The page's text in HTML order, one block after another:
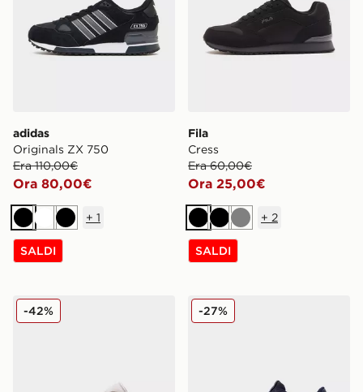
adidas
Originals ZX 750
Era 110,00€
Ora 80,00€
NeroBianco
Nero
+ 1
SALDI
Fila
Cress
Era 60,00€
Ora 25,00€
NeroNeroGrigio
+ 2
SALDI
Jordan Air 1 Low
-42% adidas Originals ZX 750
-27%